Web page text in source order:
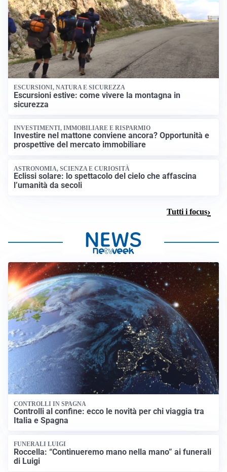
ESCURSIONI, NATURA E SICUREZZA
Escursioni estive: come vivere la montagna in
sicurezza
INVESTIMENTI, IMMOBILIARE E RISPARMIO
Investire nel mattone conviene ancora? Opportunità e
prospettive del mercato immobiliare
ASTRONOMIA, SCIENZA E CURIOSITÀ
Eclissi solare: lo spettacolo del cielo che affascina
l’umanità da secoli
Tutti i focus
CONTROLLI IN SPAGNA
Controlli al confine: ecco le novità per chi viaggia tra
Italia e Spagna
FUNERALI LUIGI
Roccella: “Continueremo mano nella mano” ai funerali
di Luigi